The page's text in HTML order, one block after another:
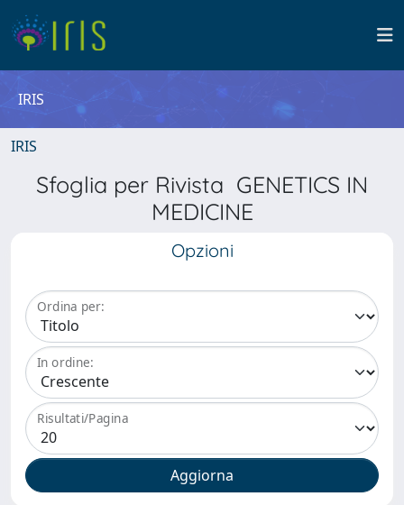
IRIS
IRIS
Sfoglia per Rivista GENETICS IN
MEDICINE
Opzioni
Ordina per:
In ordine:
Risultati/Pagina